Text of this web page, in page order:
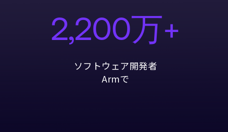
2,200万+
ソフトウェア開発者
Armで